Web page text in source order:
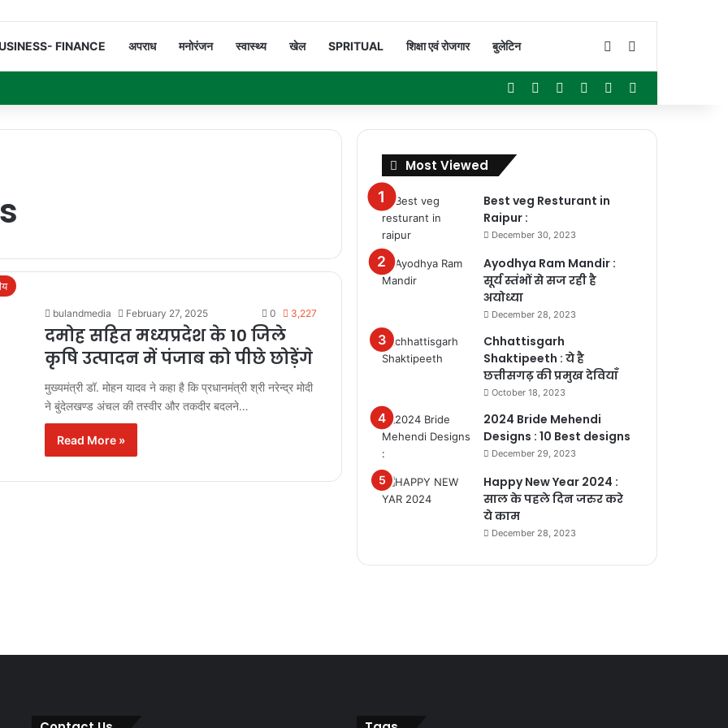
FINANCE अपराध मनोरंजन स्वास्थ्य खेल SPRITUAL शिक्षा एवं रोजगार बुलेटिन Switch skin
Facebook YouTubeInstagramWhatsApp
bulandmedia February 27, 2025 0 3,227
दमोह सहित मध्यप्रदेश के 10 जिले
कृषि उत्पादन में पंजाब को पीछे छोड़ेंगे
मुख्यमंत्री डॉ. मोहन यादव ने कहा है कि प्रधानमंत्री श्री नरेन्द्र मोदी
ने बुंदेलखण्ड अंचल की तस्वीर और तकदीर बदलने…
Read More »
Most Viewed
Best veg Resturant in
Raipur :
December 30, 2023
Ayodhya Ram Mandir :
सूर्य स्तंभों से सज रही है
अयोध्या
December 28, 2023
Chhattisgarh
Shaktipeeth : ये है
छत्तीसगढ़ की प्रमुख देवियाँ
October 18, 2023
2024 Bride Mehendi
Designs : 10 Best designs
December 29, 2023
Happy New Year 2024 :
साल के पहले दिन जरुर करे
ये काम
December 28, 2023